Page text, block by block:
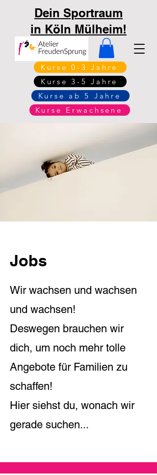
Kurse 0-3 Jahre
Kurse 3-5 Jahre
Kurse Erwachsene
Kurse ab 5 Jahre
Dein Sportraum
in Köln Mülheim!
Jobs
Wir wachsen und wachsen
und wachsen!
Deswegen brauchen wir
dich, um noch mehr tolle
Angebote für Familien zu
schaffen!
Hier siehst du, wonach wir
gerade suchen...